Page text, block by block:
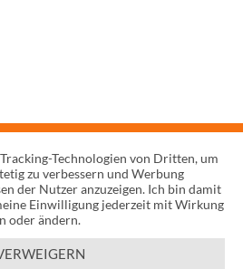
Technologien von Dritten, um
zu verbessern und Werbung
der Nutzer anzuzeigen. Ich bin damit
Einwilligung jederzeit mit Wirkung
oder ändern.